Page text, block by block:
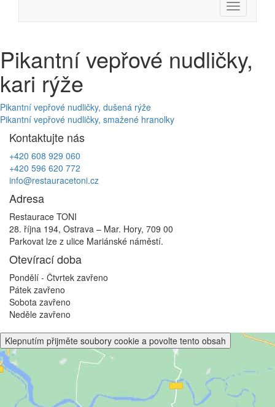
content
Menu
Pikantní vepřové nudličky,
kari rýže
Navigace
pro
příspěvek
Pikantní vepřové nudličky, dušená rýže
Pikantní vepřové nudličky, smažené hranolky
Kontaktujte nás
+420 608 929 060
+420 596 620 772
info@restauracetoni.cz
Adresa
Restaurace TONI
28. října 194, Ostrava – Mar. Hory, 709 00
Parkovat lze z ulice Mariánské náměstí.
Otevírací doba
Pondělí - Čtvrtek zavřeno
Pátek zavřeno
Sobota zavřeno
Neděle zavřeno
Klepnutím přijměte soubory cookie a povolte tento obsah